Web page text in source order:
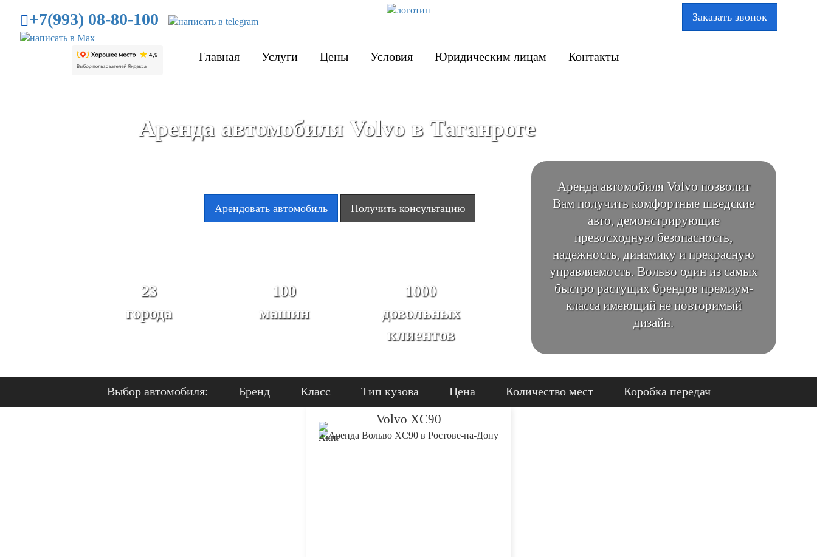
+7(993) 08-80-100 Заказать звонок
Главная Услуги Цены Условия Юридическим лицам Контакты
Аренда автомобиля Volvo в Таганроге
Арендовать автомобиль Получить консультацию
23
города
100
машин
1000
довольных
клиентов
Аренда автомобиля Volvo позволит
Вам получить комфортные шведские
авто, демонстрирующие
превосходную безопасность,
надежность, динамику и прекрасную
управляемость. Вольво один из самых
быстро растущих брендов премиум-
класса имеющий не повторимый
дизайн.
Выбор автомобиля: Бренд Класс Тип кузова Цена Количество мест Коробка передач
Volvo XC90